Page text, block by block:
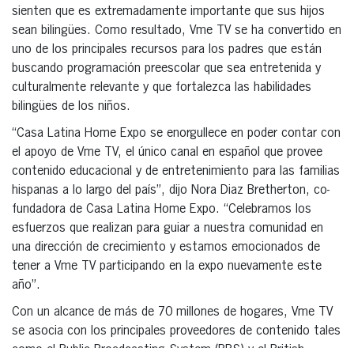
sienten que es extremadamente importante que sus hijos
sean bilingües. Como resultado, Vme TV se ha convertido en
uno de los principales recursos para los padres que están
buscando programación preescolar que sea entretenida y
culturalmente relevante y que fortalezca las habilidades
bilingües de los niños.
“Casa Latina Home Expo se enorgullece en poder contar con
el apoyo de Vme TV, el único canal en español que provee
contenido educacional y de entretenimiento para las familias
hispanas a lo largo del país”, dijo Nora Diaz Bretherton, co-
fundadora de Casa Latina Home Expo. “Celebramos los
esfuerzos que realizan para guiar a nuestra comunidad en
una dirección de crecimiento y estamos emocionados de
tener a Vme TV participando en la expo nuevamente este
año”.
Con un alcance de más de 70 millones de hogares, Vme TV
se asocia con los principales proveedores de contenido tales